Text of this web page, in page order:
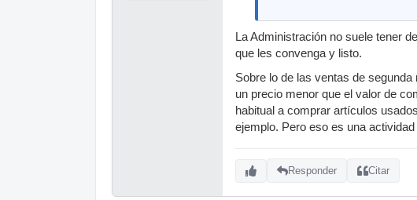
La Administración no suele tener
que les convenga y listo.
Sobre lo de las ventas de
un precio menor que el valor de
habitual a comprar artículos
ejemplo. Pero eso es una
Responder Citar